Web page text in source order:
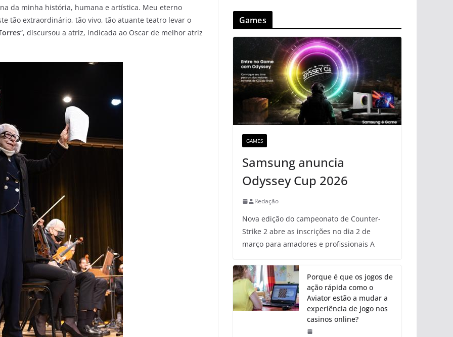
da minha história, humana e artística. Meu eterno
tão extraordinário, tão vivo, tão atuante teatro levar o
“, discursou a atriz, indicada ao Oscar de melhor atriz
Games
GAMES
Samsung anuncia
Odyssey Cup 2026
Redação
Nova edição do campeonato de Counter-
Strike 2 abre as inscrições no dia 2 de
março para amadores e profissionais A
Porque é que os jogos de
ação rápida como o
Aviator estão a mudar a
experiência de jogo nos
casinos online?